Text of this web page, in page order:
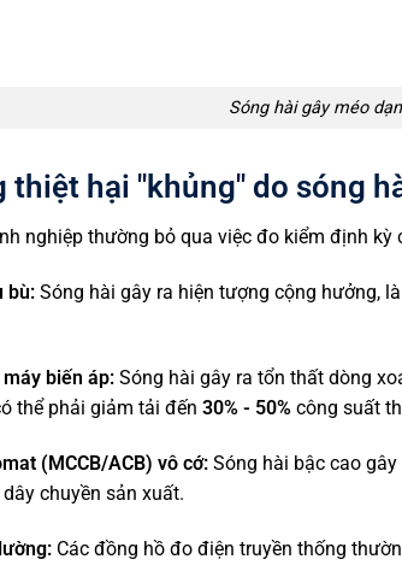
Sóng hài gây méo
thiệt hại "khủng" do sóng
nghiệp thường bỏ qua việc đo kiểm định
bù:Sóng hài gây ra hiện tượng cộng hưởng,
biến áp:Sóng hài gây ra tổn thất dòng
thể phải giảm tải đến 30% - 50%công suất
(MCCB/ACB) vô cớ:Sóng hài bậc cao gây
chuyền sản xuất.
Các đồng hồ đo điện truyền thống